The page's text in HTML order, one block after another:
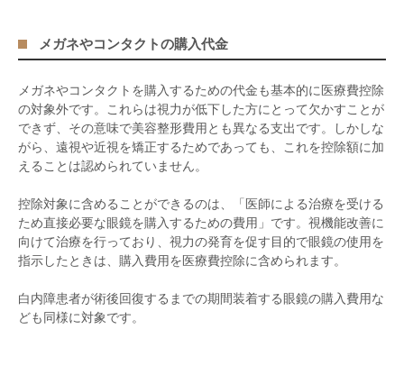
メガネやコンタクトの購入代金
メガネやコンタクトを購入するための代金も基本的に医療費控除
の対象外です。これらは視力が低下した方にとって欠かすことが
できず、その意味で美容整形費用とも異なる支出です。しかしな
がら、遠視や近視を矯正するためであっても、これを控除額に加
えることは認められていません。
控除対象に含めることができるのは、「医師による治療を受ける
ため直接必要な眼鏡を購入するための費用」です。視機能改善に
向けて治療を行っており、視力の発育を促す目的で眼鏡の使用を
指示したときは、購入費用を医療費控除に含められます。
白内障患者が術後回復するまでの期間装着する眼鏡の購入費用な
ども同様に対象です。